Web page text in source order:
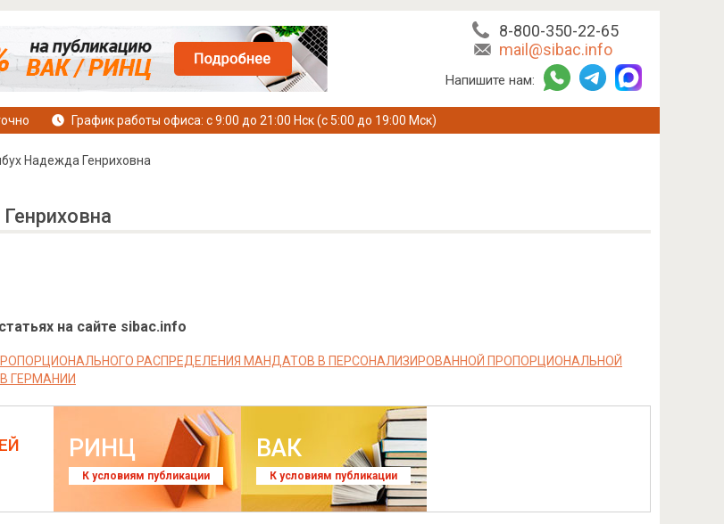
8-800-350-22-65
mail@sibac.info
Напишите нам:
График работы офиса: с 9:00 до 21:00 Нск (с 5:00 до 19:00 Мск)
Надежда Генриховна
на сайте sibac.info
РАСПРЕДЕЛЕНИЯ МАНДАТОВ В ПЕРСОНАЛИЗИРОВАННОЙ ПРОПОРЦИОНАЛЬНОЙ
ГЕРМАНИИ
РИНЦ
К условиям публикации
ВАК
К условиям публикации